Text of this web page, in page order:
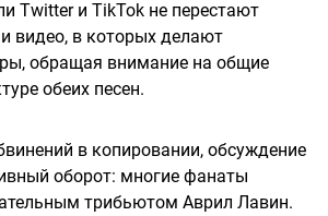
Twitter и TikTok не перестают
видео, в которых делают
обращая внимание на общие
обеих песен.
в копировании, обсуждение
оборот: многие фанаты
трибьютом Аврил Лавин.